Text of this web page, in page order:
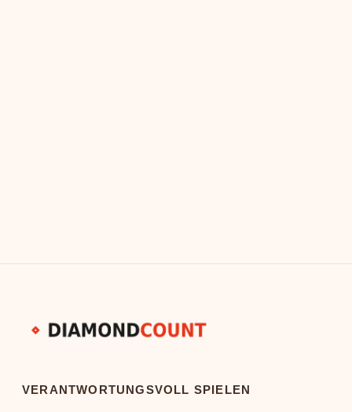
VERANTWORTUNGSVOLL SPIELEN